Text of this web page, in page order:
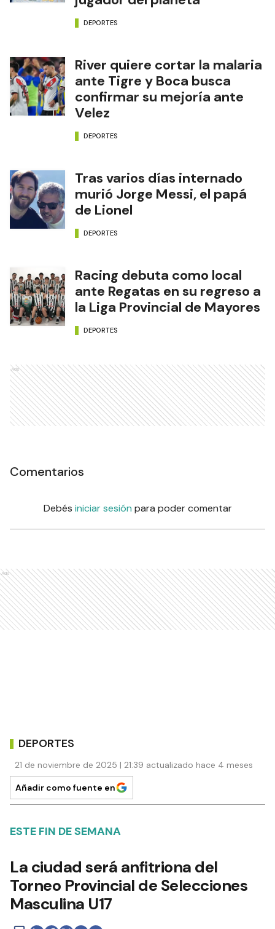
DEPORTES
River quiere cortar la malaria
ante Tigre y Boca busca
confirmar su mejoría ante
Velez
DEPORTES
Tras varios días internado
murió Jorge Messi, el papá
de Lionel
DEPORTES
Racing debuta como local
ante Regatas en su regreso a
la Liga Provincial de Mayores
DEPORTES
Ads
Comentarios
Debés iniciar sesión para poder comentar
Ads
DEPORTES
21 de noviembre de 2025 | 21:39 actualizado hace 4 meses
Añadir como fuente en
ESTE FIN DE SEMANA
La ciudad será anfitriona del
Torneo Provincial de Selecciones
Masculina U17